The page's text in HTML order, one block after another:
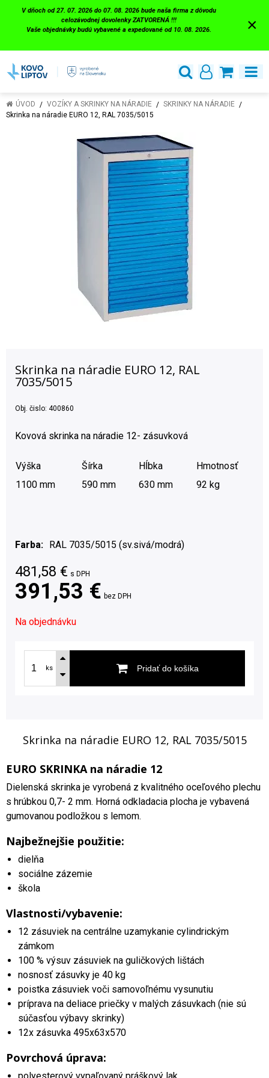
V dňoch od 27. 07. 2026 do 07. 08. 2026 bude naša firma z dôvodu
celozávodnej dovolenky ZATVORENÁ !!!
Vaše objednávky budú vybavené a expedované od 10. 08. 2026.
×
ÚVOD VOZÍKY A SKRINKY NA NÁRADIE
SKRINKY NA NÁRADIE
Skrinka na náradie EURO 12, RAL 7035/5015
Skrinka na náradie EURO 12, RAL
7035/5015
Obj. čislo: 400860
Kovová skrinka na náradie 12- zásuvková
Výška Šírka Hĺbka
Hmotnosť
1100 mm
590 mm 630 mm 92 kg
Farba RAL 7035/5015 (sv.sivá/modrá)
481,58 € s DPH
391,53 € bez DPH
Na objednávku
ks Pridať do košíka
Skrinka na náradie EURO 12, RAL 7035/5015
EURO SKRINKA na náradie 12
Dielenská skrinka je vyrobená z kvalitného oceľového plechu
s hrúbkou 0,7- 2 mm. Horná odkladacia plocha je vybavená
gumovanou podložkou s lemom.
Najbežnejšie použitie:
dielňa
sociálne zázemie
škola
Vlastnosti/vybavenie:
12 zásuviek na centrálne uzamykanie cylindrickým
zámkom
100 % výsuv zásuviek na guličkových lištách
nosnosť zásuvky je 40 kg
poistka zásuviek voči samovoľnému vysunutiu
príprava na deliace priečky v malých zásuvkach (nie sú
súčasťou výbavy skrinky)
12x zásuvka 495x63x570
Povrchová úprava: